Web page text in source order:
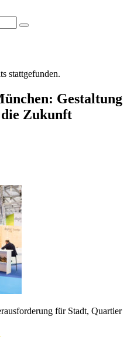
stattgefunden.
Gestaltung
Zukunft
für Stadt, Quartier